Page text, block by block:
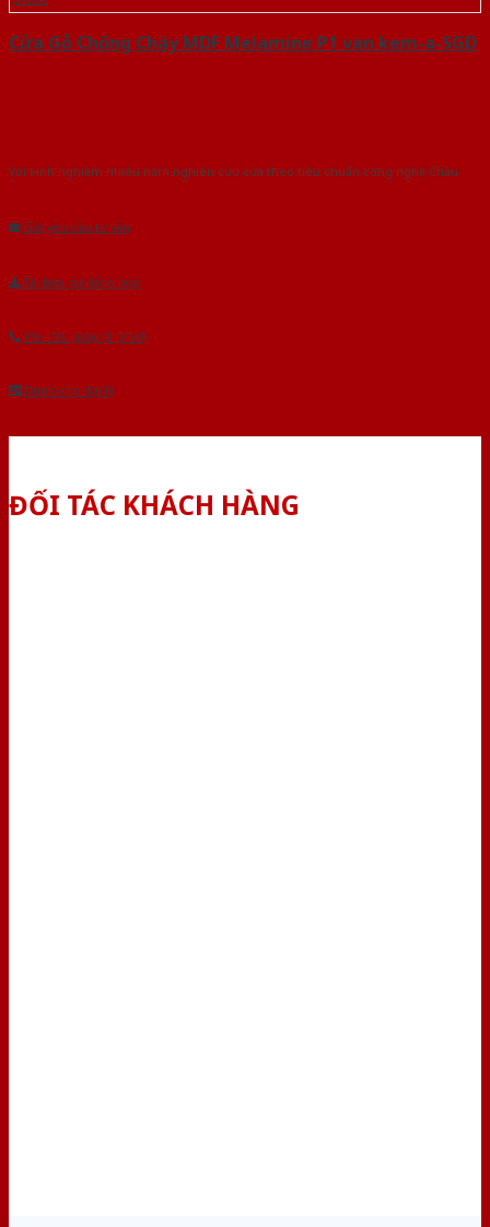
Cửa Gỗ Chống Cháy MDF Melamine P1 van kem-a-SGD
Với kinh nghiệm nhiêu năm nghiên cứu cửa theo tiêu chuẩn công nghệ Châu
Gửi yêu cầu tư vấn
Tải báo giá tổng hợp
Yêu cầu gọi lại (3 phút)
Dành cho đại lý
ĐỐI TÁC KHÁCH HÀNG